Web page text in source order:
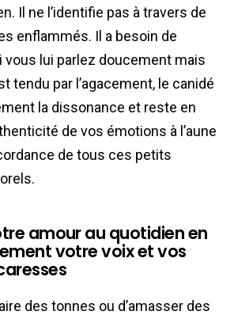
Il ne l’identifie pas à travers de
enflammés. Il a besoin de
vous lui parlez doucement mais
tendu par l’agacement, le canidé
la dissonance et reste en
de vos émotions à l’aune
de tous ces petits
amour au quotidien en
votre voix et vos
des tonnes ou d’amasser des